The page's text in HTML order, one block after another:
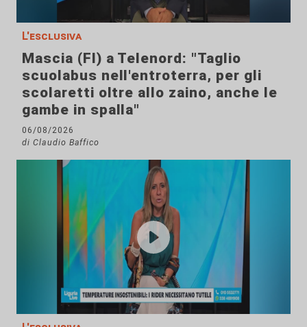
L'esclusiva
Mascia (FI) a Telenord: "Taglio
scuolabus nell'entroterra, per gli
scolaretti oltre allo zaino, anche le
gambe in spalla"
06/08/2026
di Claudio Baffico